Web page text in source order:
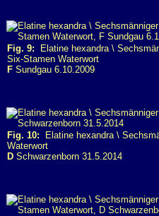
Fig. 9: Elatine hexandra \
Six-Stamen Waterwort
F Sundgau 6.10.2009
Fig. 10: Elatine hexandra \
Waterwort
D Schwarzenborn 31.5.2014